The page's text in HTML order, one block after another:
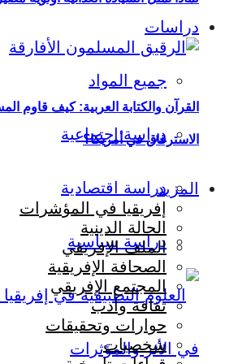
دراسات
جميع المواد
دراسة اجتماعية
دراسة اقتصادية
دراسة سياسية
القرآن والكتابة العربية: كيف قاوم
الاسترقاق في أمريكا؟
المزيد
إفريقيا في المؤشرات
الحالة الدينية
الملف الإفريقي
الصحافة الإفريقية
المجتمع الإفريقي
ثقافة وأدب
حوارات وتحقيقات
شخصيات